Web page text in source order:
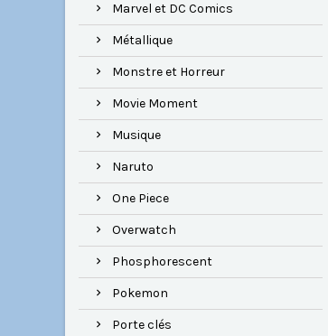
Marvel et DC Comics
Métallique
Monstre et Horreur
Movie Moment
Musique
Naruto
One Piece
Overwatch
Phosphorescent
Pokemon
Porte clés